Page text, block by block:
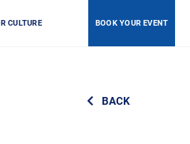
CULTURE BOOK YOUR EVENT
BACK